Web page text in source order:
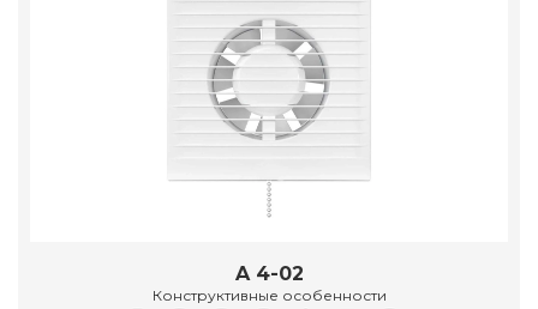
A 4-02
Конструктивные особенности